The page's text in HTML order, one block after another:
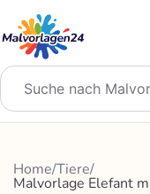
Inhalt
springen
Home/Tiere/
Malvorlage Elefant